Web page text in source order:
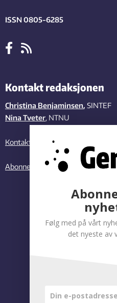
ISSN 0805-6285
Kontakt redaksjonen
Christina Benjaminsen, SINTEF
Nina Tveter, NTNU
Kontakt oss
Abonner på vårt nyhetsbrev
Følg med på vårt
det nyeste av